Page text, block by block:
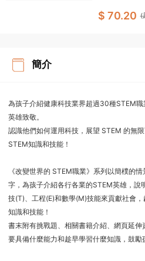
$ 70.20 (
簡介
為孩子介紹健康科技業界超過30種STEM
英雄致敬。
認識他們如何運用科技，展望 STEM 的無
STEM知識和技能！
《改變世界的 STEM職業》系列以簡樸的
字，為孩子介紹各行各業的STEM英雄，說
技(T)、工程(E)和數學(M)技能來貢獻社會
知識和技能！
書末附有挑戰題、相關書籍介紹、網頁延
要具備什麼能力和趁早學習什麼知識，鼓勵